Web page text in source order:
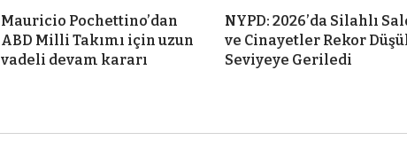
Mauricio Pochettino’dan
ABD Milli Takımı için uzun
vadeli devam kararı
NYPD: 2026’da Silahlı
ve Cinayetler Rekor
Seviyeye Geriledi